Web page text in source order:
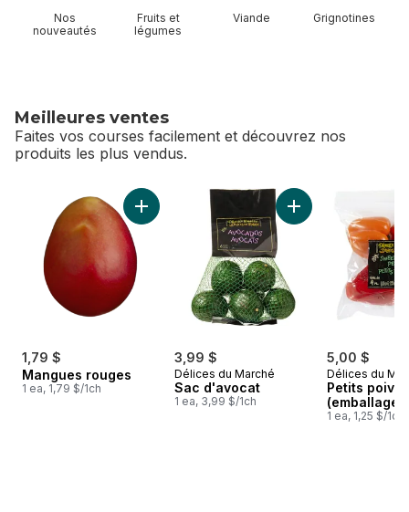
Nos
nouveautés
Fruits et
légumes
Viande Grignotines
Meilleures ventes
Faites vos courses facilement et découvrez nos
produits les plus vendus.
sauter Meilleures ventes
1,79 $
Mangues rouges
1 ea, 1,79 $/1ch
Ajouter Mangues rouges au panier
3,99 $
Délices du Marché
Sac d'avocat
1 ea, 3,99 $/1ch
Ajouter Sac
5,00 $
Délices du
Petits
(emballage
1 ea, 1,25 $/1ch